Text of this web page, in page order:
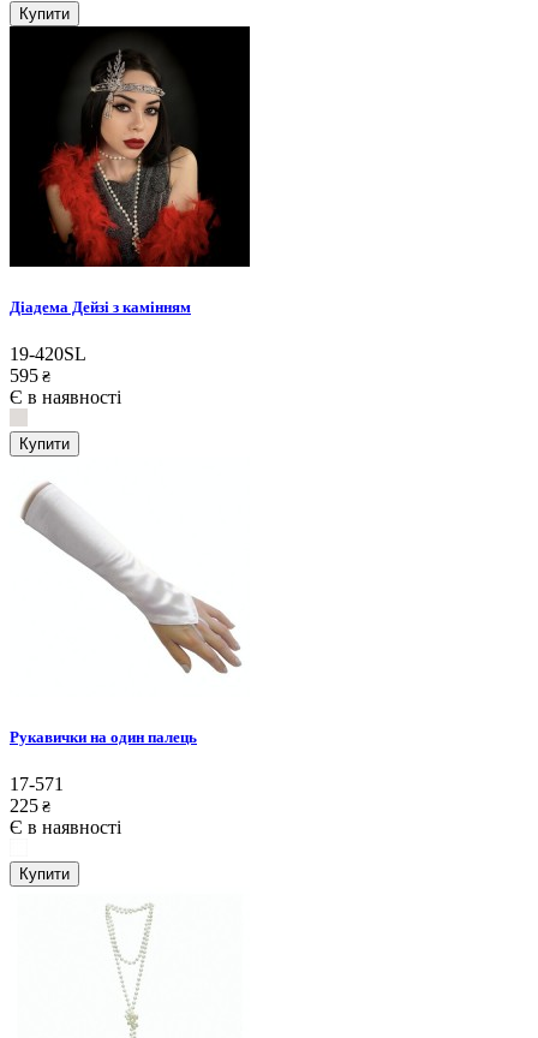
Купити
Діадема Дейзі з камінням
19-420SL
595 ₴
Є в наявності
Купити
Рукавички на один палець
17-571
225 ₴
Є в наявності
Купити